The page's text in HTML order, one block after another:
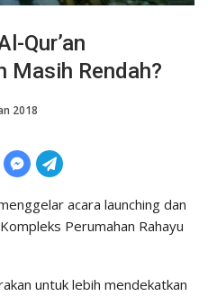
Qur’an
Masih Rendah?
2018
acara launching dan
Perumahan Rahayu
untuk lebih mendekatkan